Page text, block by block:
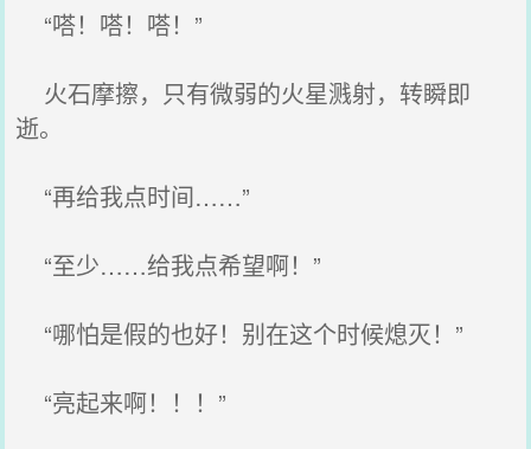
“嗒！嗒！嗒！”
火石摩擦，只有微弱的火星溅射，转瞬即
逝。
“再给我点时间……”
“至少……给我点希望啊！”
“哪怕是假的也好！别在这个时候熄灭！”
“亮起来啊！！！”